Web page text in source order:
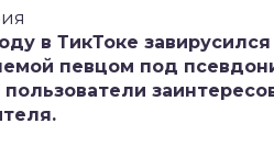
в ТикТоке
певцом под
пользователи